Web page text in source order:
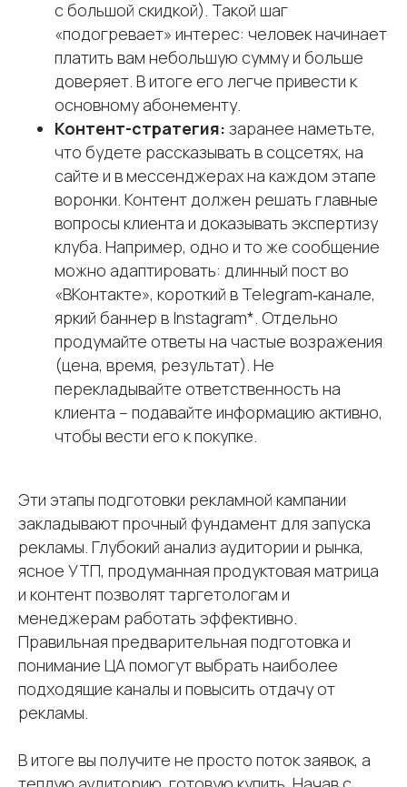
с большой скидкой). Такой шаг
«подогревает» интерес: человек начинает
платить вам небольшую сумму и больше
доверяет. В итоге его легче привести к
основному абонементу.
Контент-стратегия: заранее наметьте,
что будете рассказывать в соцсетях, на
сайте и в мессенджерах на каждом этапе
воронки. Контент должен решать главные
вопросы клиента и доказывать экспертизу
клуба. Например, одно и то же сообщение
можно адаптировать: длинный пост во
«ВКонтакте», короткий в Telegram‑канале,
яркий баннер в Instagram*. Отдельно
продумайте ответы на частые возражения
(цена, время, результат). Не
перекладывайте ответственность на
клиента – подавайте информацию активно,
чтобы вести его к покупке.
Эти этапы подготовки рекламной кампании
закладывают прочный фундамент для запуска
рекламы. Глубокий анализ аудитории и рынка,
ясное УТП, продуманная продуктовая матрица
и контент позволят таргетологам и
менеджерам работать эффективно.
Правильная предварительная подготовка и
понимание ЦА помогут выбрать наиболее
подходящие каналы и повысить отдачу от
рекламы.
В итоге вы получите не просто поток заявок, а
impulseCRM
Возможности
Стоимость
Демо
Для кого
Школы танцев
Фитнес-студии
Йога-студии
Школы единоборств
Студии растяжки
Команда
Блог
Для тренеров
Для клиентов
Спортивные
школы
Учет
абонементов
Запись клиентов
Виджет расписания
Учет товаров
Телефония
Управление
филиалами
Аналитика